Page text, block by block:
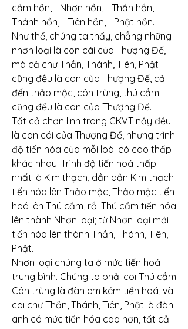
cầm hồn, - Nhơn hồn, - Thần hồn, -
Thánh hồn, - Tiên hồn, - Phật hồn.
Như thế, chúng ta thấy, chẳng những
nhơn loại là con cái của Thượng Đế,
mà cả chư Thần, Thánh, Tiên, Phật
cũng đều là con của Thượng Đế, cả
đến thảo mộc, côn trùng, thú cầm
cũng đều là con của Thượng Đế.
Tất cả chơn linh trong CKVT nầy đều
là con cái của Thượng Đế, nhưng trình
độ tiến hóa của mỗi loài có cao thấp
khác nhau: Trình độ tiến hoá thấp
nhất là Kim thạch, dần dần Kim thạch
tiến hóa lên Thảo mộc, Thảo mộc tiến
hoá lên Thú cầm, rồi Thú cầm tiến hóa
lên thành Nhơn loại; từ Nhơn loại mới
tiến hóa lên thành Thần, Thánh, Tiên,
Phật.
Nhơn loại chúng ta ở mức tiến hoá
trung bình. Chúng ta phải coi Thú cầm
Côn trùng là đàn em kém tiến hoá, và
coi chư Thần, Thánh, Tiên, Phật là đàn
anh có mức tiến hóa cao hơn, tất cả